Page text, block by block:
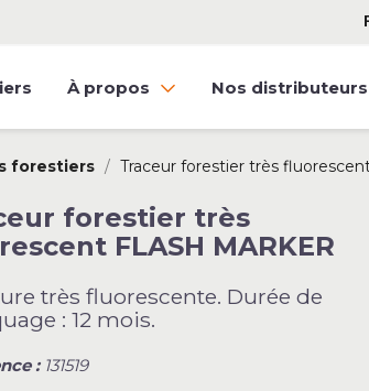
À propos Nos distributeurs
forestiers Traceur forestier très
forestier très
FLASH MARKER
très fluorescente. Durée de
: 12 mois.
: 131519